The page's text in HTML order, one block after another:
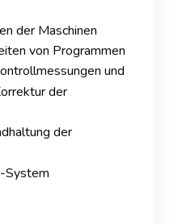
der Maschinen
von Programmen
und
der
der
System